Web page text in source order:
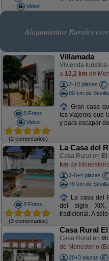
Video
Alojamientos Rurales
8 Fotos
Video
(2 comentarios)
Villamada
Vivienda turística
a 12,2 km de
2-10 plazas
80 km de Sevilla
Gran casa
los viajeros que
y para escapar
8 Fotos
(3 comentarios)
La Casa del
Casa Rural en El
km de
2-6+4 plazas
79 km de Sevilla
La casa del
del siglo XIX,
tradicional. A
Casa Rural
Casa Rural en
de Monesterio
20+3 plazas